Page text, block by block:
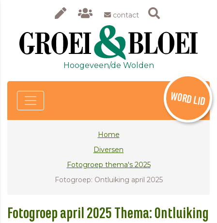
contact
Hoogeveen/de Wolden
WORD LID
Home
Diversen
Fotogroep thema's 2025
Fotogroep: Ontluiking april 2025
Fotogroep april 2025 Thema: Ontluiking